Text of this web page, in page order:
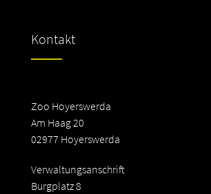
Kontakt
Zoo Hoyerswerda
Am Haag 20
02977 Hoyerswerda
Verwaltungsanschrift
Burgplatz 8